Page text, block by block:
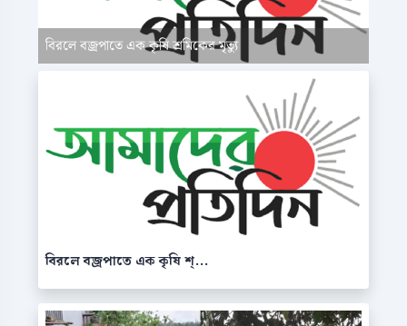
বিরলে বজ্রপাতে এক কৃষি শ্রমিকের মৃত্যু
বিরলে বজ্রপাতে এক কৃষি শ্...